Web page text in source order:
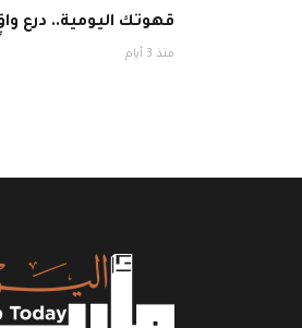
قهوتك اليومية.. درع
منذ 3 أيام